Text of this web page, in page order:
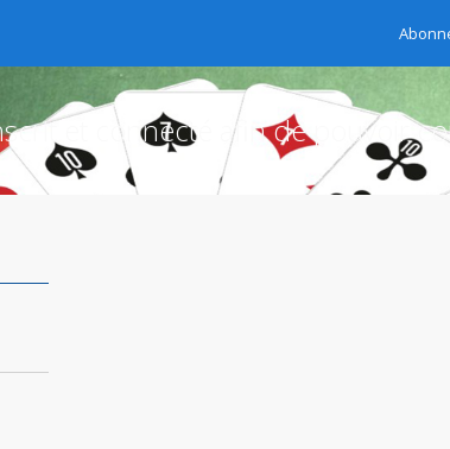
et connecté afin de pouvoir